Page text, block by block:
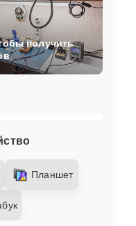
Планшет
получить